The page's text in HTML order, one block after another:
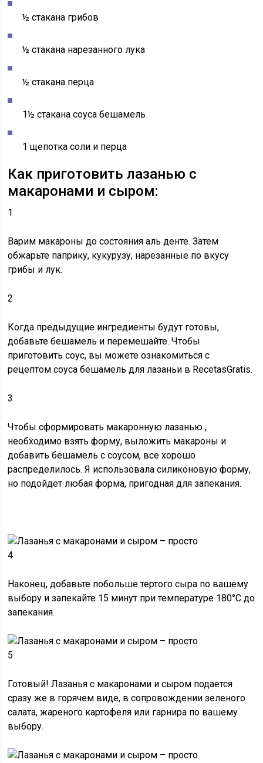
½ стакана грибов
½ стакана нарезанного лука
½ стакана перца
1½ стакана соуса бешамель
1 щепотка соли и перца
Как приготовить лазанью с
макаронами и сыром:
1
Варим макароны до состояния аль денте. Затем
обжарьте паприку, кукурузу, нарезанные по вкусу
грибы и лук.
2
Когда предыдущие ингредиенты будут готовы,
добавьтебешамель и перемешайте. Чтобы
приготовить соус, вы можете ознакомиться с
рецептом соуса бешамель для лазаньи в RecetasGratis.
3
Чтобысформировать макаронную лазанью ,
необходимо взять форму, выложить макароны и
добавить бешамель с соусом, все хорошо
распределилось. Я использовала силиконовую форму,
но подойдет любая форма, пригодная для запекания.
4
Наконец, добавьте побольше тертого сыра по вашему
выбору изапекайте 15 минут при температуре 180°C до
запекания.
5
Готовый!Лазанья с макаронами и сыром подается
сразу же в горячем виде, в сопровождении зеленого
салата, жареного картофеля или гарнира по вашему
выбору.